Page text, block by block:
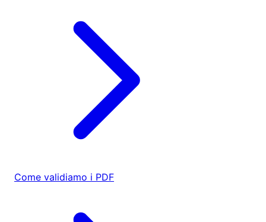
Come validiamo i PDF